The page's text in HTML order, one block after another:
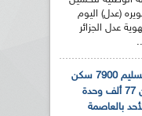
(عدل) اليوم
عدل الجزائر
بلعريبي : تسليم 7900 سكن
عدل من بين 77 ألف وحدة
بالعاصمة